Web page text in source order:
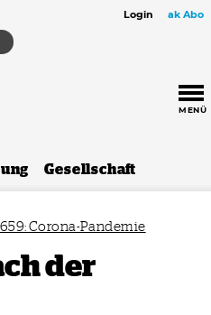
Login ak Abo
MENÜ
Gesellschaft
Corona-Pandemie
der